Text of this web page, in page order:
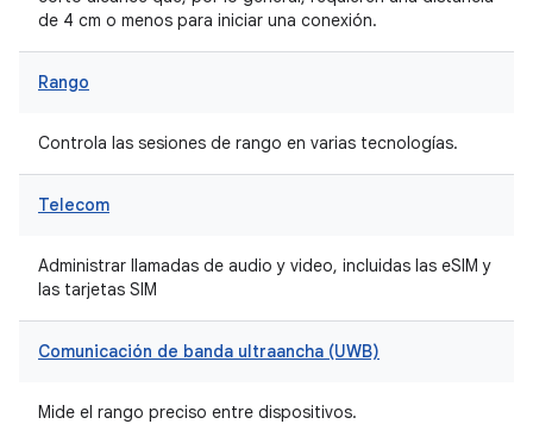
de 4 cm o menos para iniciar una conexión.
Rango
Controla las sesiones de rango en varias tecnologías.
Telecom
Administrar llamadas de audio y video, incluidas las eSIM y
las tarjetas SIM
Comunicación de banda ultraancha (UWB)
Mide el rango preciso entre dispositivos.